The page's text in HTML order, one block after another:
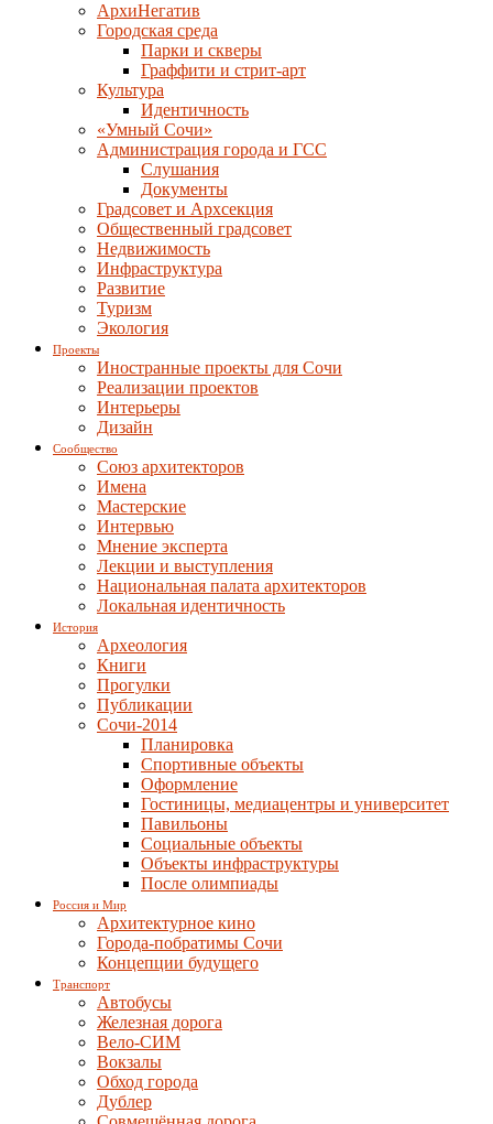
АрхиНегатив
Городская среда
Парки и скверы
Граффити и стрит-арт
Культура
Идентичность
«Умный Сочи»
Администрация города и ГСС
Слушания
Документы
Градсовет и Архсекция
Общественный градсовет
Недвижимость
Инфраструктура
Развитие
Туризм
Экология
Проекты
Иностранные проекты для Сочи
Реализации проектов
Интерьеры
Дизайн
Сообщество
Союз архитекторов
Имена
Мастерские
Интервью
Мнение эксперта
Лекции и выступления
Национальная палата архитекторов
Локальная идентичность
История
Археология
Книги
Прогулки
Публикации
Сочи-2014
Планировка
Спортивные объекты
Оформление
Гостиницы, медиацентры и университет
Павильоны
Социальные объекты
Объекты инфраструктуры
После олимпиады
Россия и Мир
Архитектурное кино
Города-побратимы Сочи
Концепции будущего
Транспорт
Автобусы
Железная дорога
Вело-СИМ
Вокзалы
Обход города
Дублер